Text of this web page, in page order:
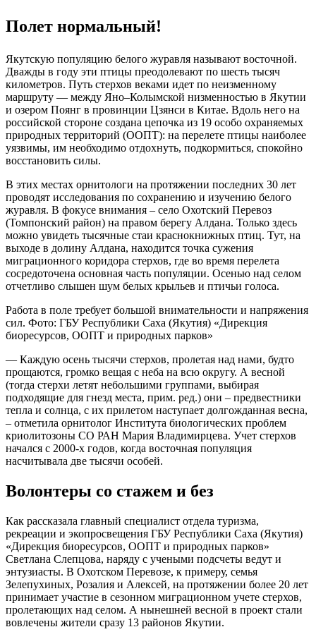
Полет нормальный!
Якутскую популяцию белого журавля называют восточной.
Дважды в году эти птицы преодолевают по шесть тысяч
километров. Путь стерхов веками идет по неизменному
маршруту — между Яно–Колымской низменностью в Якутии
и озером Поянг в провинции Цзянси в Китае. Вдоль него на
российской стороне создана цепочка из 19 особо охраняемых
природных территорий (ООПТ): на перелете птицы наиболее
уязвимы, им необходимо отдохнуть, подкормиться, спокойно
восстановить силы.
В этих местах орнитологи на протяжении последних 30 лет
проводят исследования по сохранению и изучению белого
журавля. В фокусе внимания – село Охотский Перевоз
(Томпонский район) на правом берегу Алдана. Только здесь
можно увидеть тысячные стаи краснокнижных птиц. Тут, на
выходе в долину Алдана, находится точка сужения
миграционного коридора стерхов, где во время перелета
сосредоточена основная часть популяции. Осенью над селом
отчетливо слышен шум белых крыльев и птичьи голоса.
Работа в поле требует большой внимательности и напряжения
сил. Фото: ГБУ Республики Саха (Якутия) «Дирекция
биоресурсов, ООПТ и природных парков»
— Каждую осень тысячи стерхов, пролетая над нами, будто
прощаются, громко вещая с неба на всю округу. А весной
(тогда стерхи летят небольшими группами, выбирая
подходящие для гнезд места, прим. ред.) они – предвестники
тепла и солнца, с их прилетом наступает долгожданная весна,
– отметила орнитолог Института биологических проблем
криолитозоны СО РАН Мария Владимирцева. Учет стерхов
начался с 2000-х годов, когда восточная популяция
насчитывала две тысячи особей.
Волонтеры со стажем и без
Как рассказала главный специалист отдела туризма,
рекреации и экопросвещения ГБУ Республики Саха (Якутия)
«Дирекция биоресурсов, ООПТ и природных парков»
Светлана Слепцова, наряду с учеными подсчеты ведут и
энтузиасты. В Охотском Перевозе, к примеру, семья
Зелепухиных, Розалия и Алексей, на протяжении более 20 лет
принимает участие в сезонном миграционном учете стерхов,
пролетающих над селом. А нынешней весной в проект стали
вовлечены жители сразу 13 районов Якутии.